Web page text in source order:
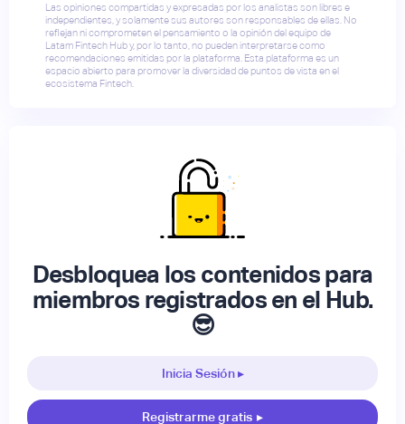
Las opiniones compartidas y expresadas por los analistas son libres e
independientes, y solamente sus autores son responsables de ellas. No
reflejan ni comprometen el pensamiento o la opinión del equipo de
Latam Fintech Hub y, por lo tanto, no pueden interpretarse como
recomendaciones emitidas por la plataforma. Esta plataforma es un
espacio abierto para promover la diversidad de puntos de vista en el
ecosistema Fintech.
Desbloquea los contenidos para
miembros registrados en el Hub.
😎
Inicia Sesión ▸
Registrarme gratis ▸